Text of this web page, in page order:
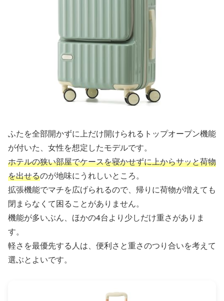
ふたを全部開かずに上だけ開けられるトップオープン機能
が付いた、女性を想定したモデルです。
ホテルの狭い部屋でケースを寝かせずに上からサッと荷物
を出せるのが地味にうれしいところ。
拡張機能でマチを広げられるので、帰りに荷物が増えても
閉まらなくて困ることがありません。
機能が多いぶん、ほかの4台より少しだけ重さがありま
す。
軽さを最優先する人は、便利さと重さのつり合いを考えて
選ぶとよいです。